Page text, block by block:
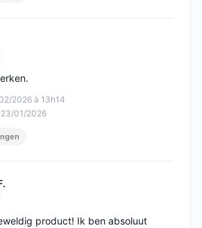
van 5
2026 à 13h14
01/2026
van 5
product! Ik ben absoluut